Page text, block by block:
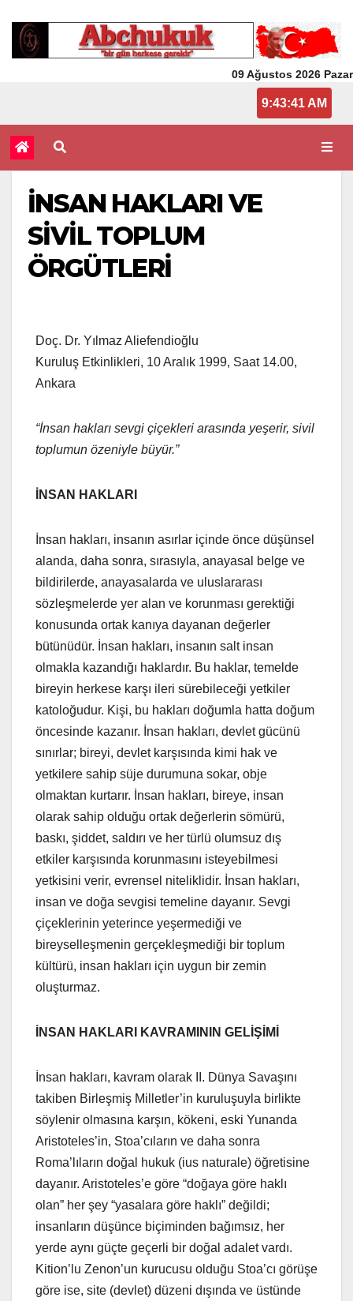
09 Ağustos 2026 Pazar
9:43:42 AM
İNSAN HAKLARI VE
SİVİL TOPLUM
ÖRGÜTLERİ
Doç. Dr. Yılmaz Aliefendioğlu
Kuruluş Etkinlikleri, 10 Aralık 1999, Saat 14.00,
Ankara
“İnsan hakları sevgi çiçekleri arasında yeşerir, sivil
toplumun özeniyle büyür.”
İNSAN HAKLARI
İnsan hakları, insanın asırlar içinde önce düşünsel
alanda, daha sonra, sırasıyla, anayasal belge ve
bildirilerde, anayasalarda ve uluslararası
sözleşmelerde yer alan ve korunması gerektiği
konusunda ortak kanıya dayanan değerler
bütünüdür. İnsan hakları, insanın salt insan
olmakla kazandığı haklardır. Bu haklar, temelde
bireyin herkese karşı ileri sürebileceği yetkiler
katoloğudur. Kişi, bu hakları doğumla hatta doğum
öncesinde kazanır. İnsan hakları, devlet gücünü
sınırlar; bireyi, devlet karşısında kimi hak ve
yetkilere sahip süje durumuna sokar, obje
olmaktan kurtarır. İnsan hakları, bireye, insan
olarak sahip olduğu ortak değerlerin sömürü,
baskı, şiddet, saldırı ve her türlü olumsuz dış
etkiler karşısında korunmasını isteyebilmesi
yetkisini verir, evrensel niteliklidir. İnsan hakları,
insan ve doğa sevgisi temeline dayanır. Sevgi
çiçeklerinin yeterince yeşermediği ve
bireyselleşmenin gerçekleşmediği bir toplum
kültürü, insan hakları için uygun bir zemin
oluşturmaz.
İNSAN HAKLARI KAVRAMININ GELİŞİMİ
İnsan hakları, kavram olarak II. Dünya Savaşını
takiben Birleşmiş Milletler’in kuruluşuyla birlikte
söylenir olmasına karşın, kökeni, eski Yunanda
Aristoteles’in, Stoa’cıların ve daha sonra
Roma’lıların doğal hukuk (ius naturale) öğretisine
dayanır. Aristoteles’e göre “doğaya göre haklı
olan” her şey “yasalara göre haklı” değildi;
insanların düşünce biçiminden bağımsız, her
yerde aynı güçte geçerli bir doğal adalet vardı.
Kition’lu Zenon’un kurucusu olduğu Stoa’cı görüşe
göre ise, site (devlet) düzeni dışında ve üstünde